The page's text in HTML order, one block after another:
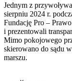
Jednym z
sierpniu 2024 r.
Fundację Pro –
i prezentowali
Mimo pokojowego
skierowano do sądu
marszu.